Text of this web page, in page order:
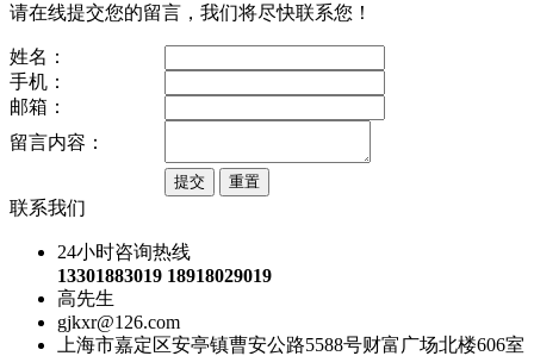
请在线提交您的留言，我们将尽快联系您！
姓名：
手机：
邮箱：
留言内容：
联系我们
24小时咨询热线
13301883019 18918029019
高先生
gjkxr@126.com
上海市嘉定区安亭镇曹安公路5588号财富广场北楼606室